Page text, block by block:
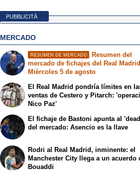
PUBBLICITÀ
MERCADO
RESUMEN DE MERCADO
Resumen del
mercado de fichajes del Real Madrid
Miércoles 5 de agosto
El Real Madrid pondría límites en
ventas de Cestero y Pitarch:
Nico Paz'
El fichaje de Bastoni apunta al
del mercado: Asencio es la llave
Rodri al Real Madrid, inminente: el
Manchester City llega a un acuerdo
Bouaddi